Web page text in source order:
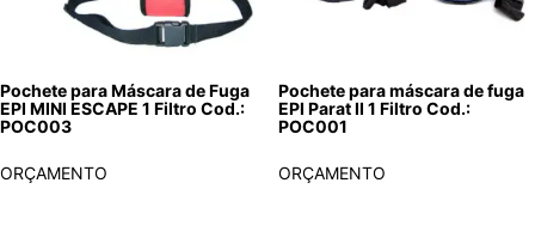
Pochete para Máscara de Fuga
EPI MINI ESCAPE 1 Filtro Cod.:
POC003
ORÇAMENTO
Pochete para máscara de fuga
EPI Parat II 1 Filtro Cod.:
POC001
ORÇAMENTO